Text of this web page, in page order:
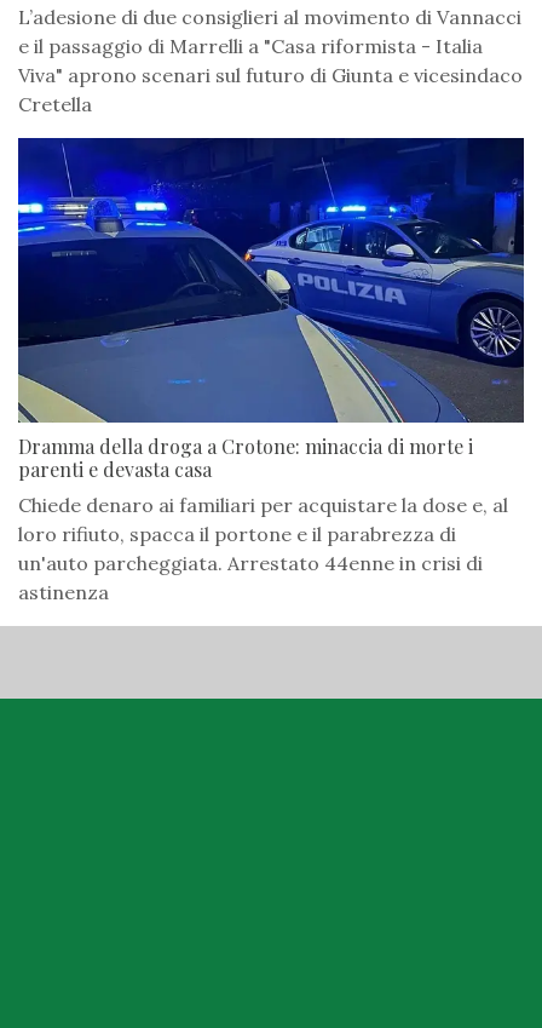
L’adesione di due consiglieri al movimento di Vannacci
e il passaggio di Marrelli a "Casa riformista - Italia
Viva" aprono scenari sul futuro di Giunta e vicesindaco
Cretella
Dramma della droga a Crotone: minaccia di morte i
parenti e devasta casa
Chiede denaro ai familiari per acquistare la dose e, al
loro rifiuto, spacca il portone e il parabrezza di
un'auto parcheggiata. Arrestato 44enne in crisi di
astinenza